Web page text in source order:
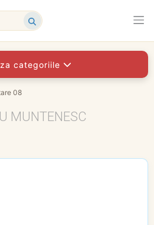
categoriile
08
MUNTENESC